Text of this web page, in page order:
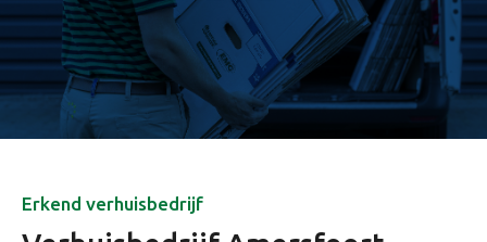
Erkend verhuisbedrijf